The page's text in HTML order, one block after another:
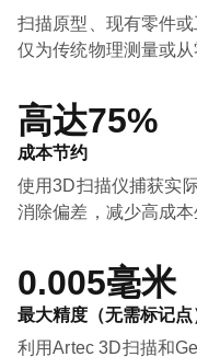
扫描原型、现有零件
仅为传统物理测量或
高达75%
成本节约
使用3D扫描仪捕获实
消除偏差，减少高成本
0.005毫米
最大精度（无需标记点
利用Artec 3D扫描和